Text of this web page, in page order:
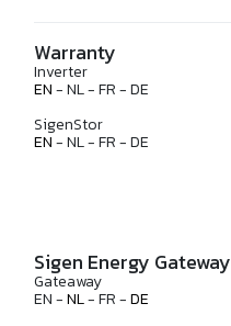
Warranty
Inverter
EN- NL - FR - DE
SigenStor
EN- NL - FR - DE
Sigen Energy Gateway
Gateaway
EN -NL- FR -DE